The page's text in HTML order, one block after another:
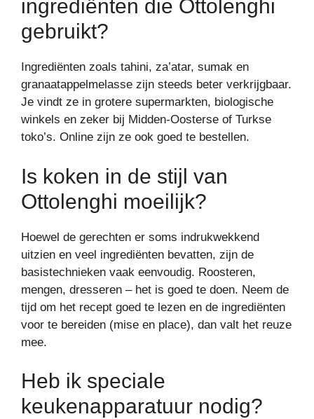
ingrediënten die Ottolenghi
gebruikt?
Ingrediënten zoals tahini, za’atar, sumak en
granaatappelmelasse zijn steeds beter verkrijgbaar.
Je vindt ze in grotere supermarkten, biologische
winkels en zeker bij Midden-Oosterse of Turkse
toko’s. Online zijn ze ook goed te bestellen.
Is koken in de stijl van
Ottolenghi moeilijk?
Hoewel de gerechten er soms indrukwekkend
uitzien en veel ingrediënten bevatten, zijn de
basistechnieken vaak eenvoudig. Roosteren,
mengen, dresseren – het is goed te doen. Neem de
tijd om het recept goed te lezen en de ingrediënten
voor te bereiden (mise en place), dan valt het reuze
mee.
Heb ik speciale
keukenapparatuur nodig?